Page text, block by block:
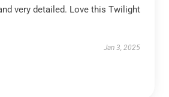
very detailed. Love this Twilight
Jan 3, 2025